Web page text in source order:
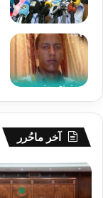
آخر ماحُرر